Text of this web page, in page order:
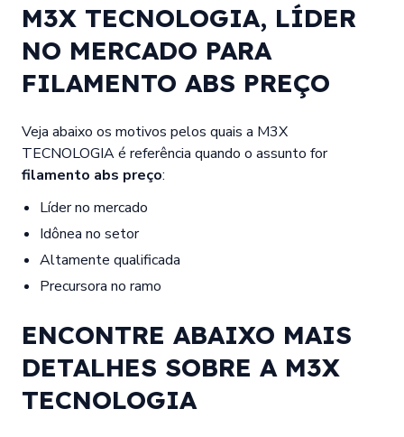
M3X TECNOLOGIA, LÍDER
NO MERCADO PARA
FILAMENTO ABS PREÇO
Veja abaixo os motivos pelos quais a M3X
TECNOLOGIA é referência quando o assunto for
filamento abs preço:
líder no mercado
idônea no setor
altamente qualificada
precursora no ramo
ENCONTRE ABAIXO MAIS
DETALHES SOBRE A M3X
TECNOLOGIA